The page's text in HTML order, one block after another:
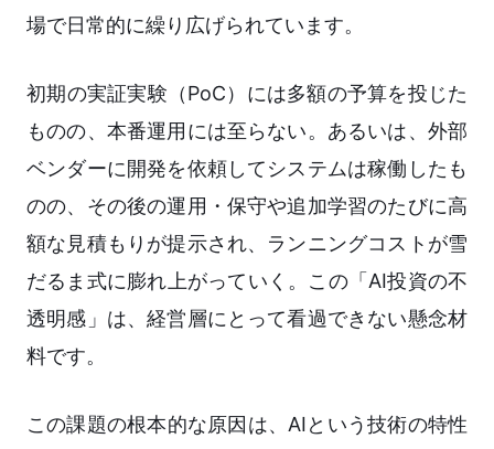
場で日常的に繰り広げられています。
初期の実証実験（PoC）には多額の予算を投じた
ものの、本番運用には至らない。あるいは、外部
ベンダーに開発を依頼してシステムは稼働したも
のの、その後の運用・保守や追加学習のたびに高
額な見積もりが提示され、ランニングコストが雪
だるま式に膨れ上がっていく。この「AI投資の不
透明感」は、経営層にとって看過できない懸念材
料です。
この課題の根本的な原因は、AIという技術の特性